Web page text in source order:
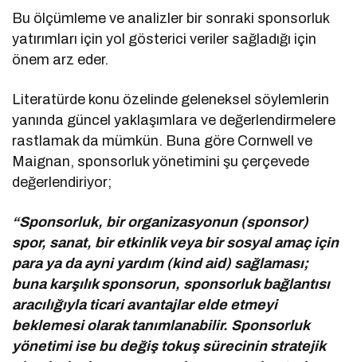
Bu ölçümleme ve analizler bir sonraki sponsorluk
yatırımları için yol gösterici veriler sağladığı için
önem arz eder.
Literatürde konu özelinde geleneksel söylemlerin
yanında güncel yaklaşımlara ve değerlendirmelere
rastlamak da mümkün. Buna göre Cornwell ve
Maignan, sponsorluk yönetimini şu çerçevede
değerlendiriyor;
“Sponsorluk, bir organizasyonun (sponsor)
spor, sanat, bir etkinlik veya bir sosyal amaç için
para ya da ayni yardım (kind aid) sağlaması;
buna karşılık sponsorun, sponsorluk bağlantısı
aracılığıyla ticari avantajlar elde etmeyi
beklemesi olarak tanımlanabilir. Sponsorluk
yönetimi ise bu değiş tokuş sürecinin stratejik